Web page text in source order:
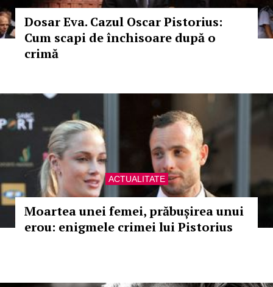
Dosar Eva. Cazul Oscar Pistorius:
Cum scapi de închisoare după o
crimă
ACTUALITATE
Moartea unei femei, prăbușirea unui
erou: enigmele crimei lui Pistorius